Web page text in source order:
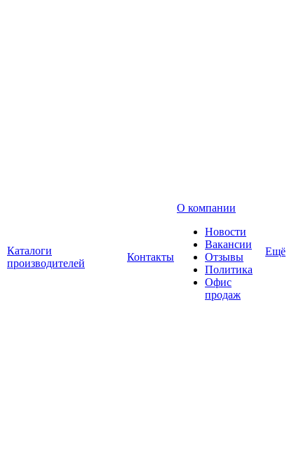
Каталоги
производителей
Контакты
О компании
Новости
Вакансии
Отзывы
Политика
Офис
продаж
Ещё